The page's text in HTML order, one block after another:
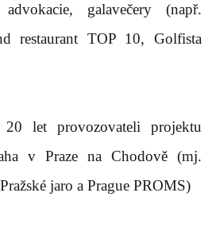
galavečery (např.
restaurant TOP 10, Golfista
let provozovateli projektu
v Praze na Chodově (mj.
jaro a Prague PROMS)